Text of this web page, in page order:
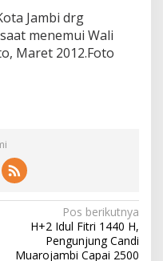
Jambi drg
menemui Wali
Maret 2012.Foto
Pos berikutnya
H+2 Idul Fitri 1440 H,
Pengunjung Candi
Muarojambi Capai 2500